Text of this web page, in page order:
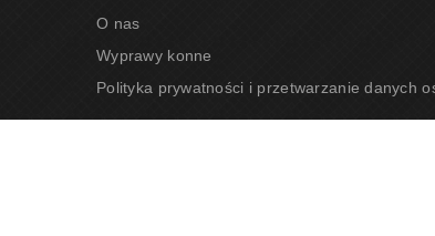
O nas
Wyprawy konne
Polityka prywatności i przetwarzanie danych